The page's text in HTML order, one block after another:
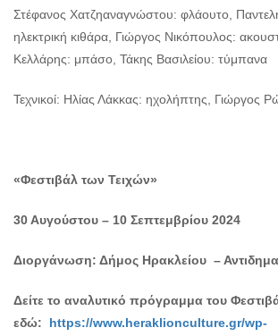
Στέφανος Χατζηαναγνώστου: φλάουτο,
ηλεκτρική κιθάρα, Γιώργος Νικόπουλος:
Κελλάρης: μπάσο, Τάκης Βασιλείου: τύμπανα
Τεχνικοί: Ηλίας Λάκκας: ηχολήπτης, Γιώργος
«Φεστιβάλ των Τειχών»
30 Αυγούστου – 10 Σεπτεμβρίου 2024
Διοργάνωση: Δήμος Ηρακλείου –
Δείτε το αναλυτικό πρόγραμμα του
εδώ:
https://www.heraklionculture.gr/wp-